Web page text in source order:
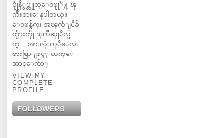
ပုုံနိွပ္ထုုတ္ေ၀ဖုုိ႔ ၾ
ကိဳးစားေနပါတယ္။
ေ၀ဖန္ခ်က္၊ အၾကံျပဳခ်
က္မ်ားကိုု ၾကိဳဆုုိလ်ွ
က္... အားလုံးကုိေလး
စားစြာျဖင့္ ထက္ေ
အာင္ေက်ာ္
VIEW MY
COMPLETE
PROFILE
FOLLOWERS